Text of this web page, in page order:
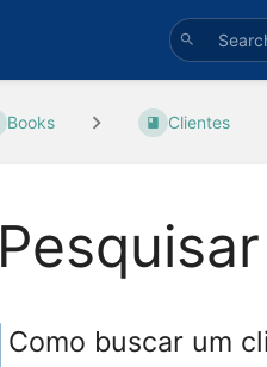
Books Clientes
Como buscar um